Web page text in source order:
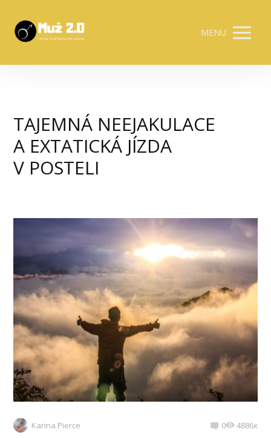
MENU
TAJEMNÁ NEEJAKULACE
A EXTATICKÁ JÍZDA
V POSTELI
Karina Pierce 0 4886x